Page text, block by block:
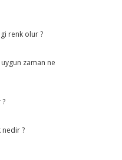
renk olur ?
zaman ne
nedir ?